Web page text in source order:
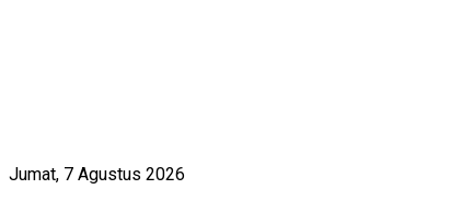
Jumat, 7 Agustus 2026